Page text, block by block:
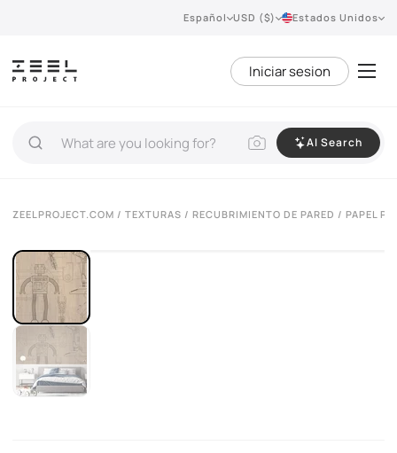
Español USD ($) Estados Unidos
Iniciar sesion
AI Search
ZEELPROJECT.COM / TEXTURAS / RECUBRIMIENTO DE PARED / PAPEL